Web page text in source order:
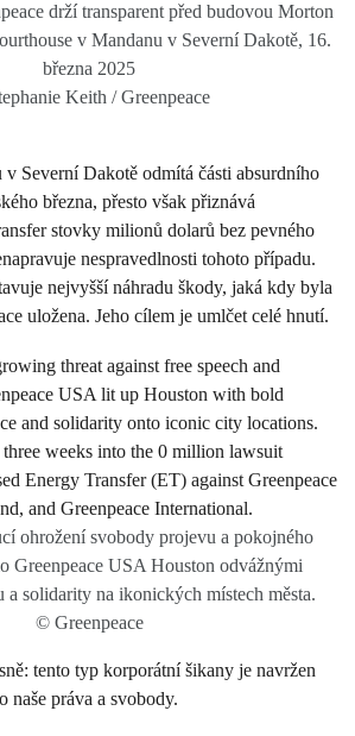
drží transparent před budovou Morton
v Mandanu v Severní Dakotě, 16.
března 2025
Keith / Greenpeace
Severní Dakotě odmítá části absurdního
března, přesto však přiznává
stovky milionů dolarů bez pevného
nespravedlnosti tohoto případu.
nejvyšší náhradu škody, jaká kdy byla
uložena. Jeho cílem je umlčet celé hnutí.
ohrožení svobody projevu a pokojného
Greenpeace USA Houston odvážnými
a solidarity na ikonických místech města.
© Greenpeace
tento typ korporátní šikany je navržen
naše práva a svobody.